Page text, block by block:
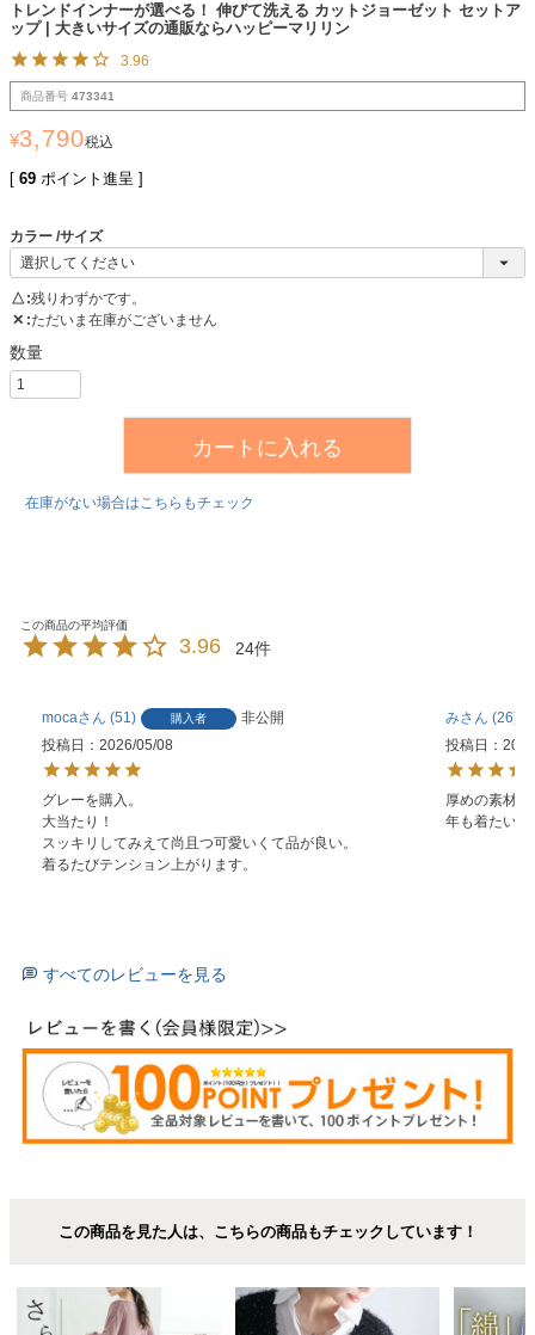
トレンドインナーが選べる！ 伸びて洗える カットジョーゼット セットア
ップ | 大きいサイズの通販ならハッピーマリリン
3.96
商品番号 473341
¥3,790税込
[ 69 ポイント進呈 ]
カラー サイズ
△ 残りわずかです。
✕ ただいま在庫がございません
カートに入れる
在庫がない場合はこちらもチェック
3.96 24
moca 51 購入者
非公開
投稿日
2026/05/08
グレーを購入。
大当たり！
スッキリしてみえて尚且つ可愛いくて品が良い。
着るたびテンション上がります。
み
26
投稿日
厚めの素材
年も着たい
すべてのレビューを見る
この商品を見た人は、こちらの商品もチェックしています！